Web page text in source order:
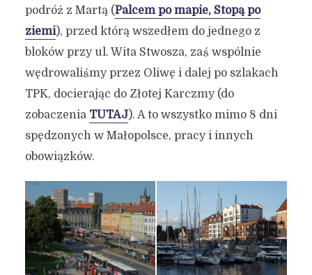
podróż z Martą (Palcem po mapie, Stopą po
ziemi), przed którą wszedłem do jednego z
bloków przy ul. Wita Stwosza, zaś wspólnie
wędrowaliśmy przez Oliwę i dalej po szlakach
TPK, docierając do Złotej Karczmy (do
zobaczenia TUTAJ). A to wszystko mimo 8 dni
spędzonych w Małopolsce, pracy i innych
obowiązków.